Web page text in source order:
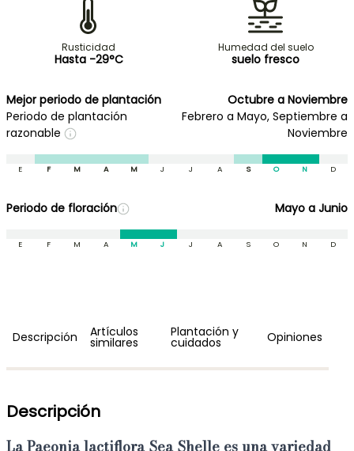
Rusticidad
Hasta -29°C
Humedad del suelo
suelo fresco
Mejor periodo de plantación
Octubre a Noviembre
Periodo de plantación
razonable
Febrero a Mayo, Septiembre a
Noviembre
E F M A M J J A S O N D
Periodo de floración Mayo a Junio
E F M A M J J A S O N D
Descripción Artículos
similares
Plantación y
cuidados Opiniones
Descripción
LaPaeonia lactiflora Sea Shelle es una variedad